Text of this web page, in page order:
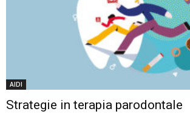
AIDI
Strategie in terapia parodontale